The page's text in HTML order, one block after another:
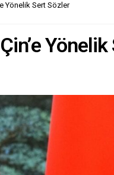
Yönelik Sert Sözler